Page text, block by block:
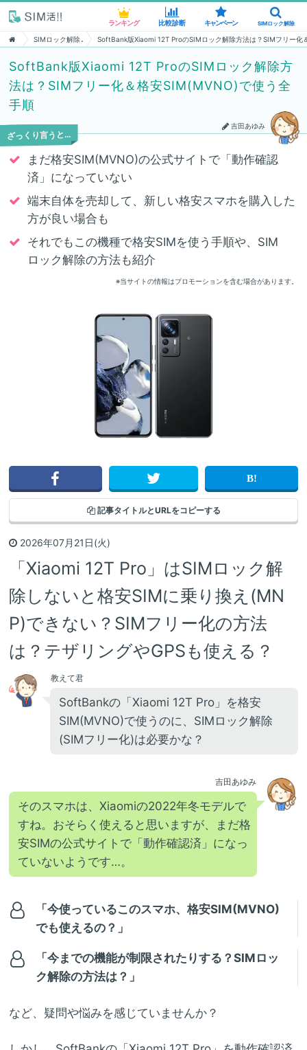
ランキング 比較診断 キャンペーン SIMロック解除
SIMロック解除 SoftBank版Xiaomi 12T ProのSIMロック解除方法は？SIMフリー化
SoftBank版Xiaomi 12T ProのSIMロック解除方
法は？SIMフリー化＆格安SIM(MVNO)で使う全
手順
吉田あゆみ
ざっくり言うと…
まだ格安SIM(MVNO)の公式サイトで「動作確認
済」になっていない
端末自体を売却して、新しい格安スマホを購入した
方が良い場合も
それでもこの機種で格安SIMを使う手順や、SIM
ロック解除の方法も紹介
※当サイトの情報はプロモーションを含む場合があります。
記事タイトルとURLをコピーする
2026年07月21日(火)
「Xiaomi 12T Pro」はSIMロック解
除しないと格安SIMに乗り換え(MN
P)できない？SIMフリー化の方法
は？テザリングやGPSも使える？
教えて君
SoftBankの「Xiaomi 12T Pro」を格安
SIM(MVNO)で使うのに、SIMロック解除
(SIMフリー化)は必要かな？
吉田あゆみ
そのスマホは、Xiaomiの2022年冬モデルで
すね。おそらく使えると思いますが、まだ格
安SIMの公式サイトで「動作確認済」になっ
ていないようです…。
「今使っているこのスマホ、格安SIM(MVNO)
でも使えるの？」
「今までの機能が制限されたりする？SIMロッ
ク解除の方法は？」
など、疑問や悩みを感じていませんか？
ランキング 比較診断 キャンペーン SIMロック解除